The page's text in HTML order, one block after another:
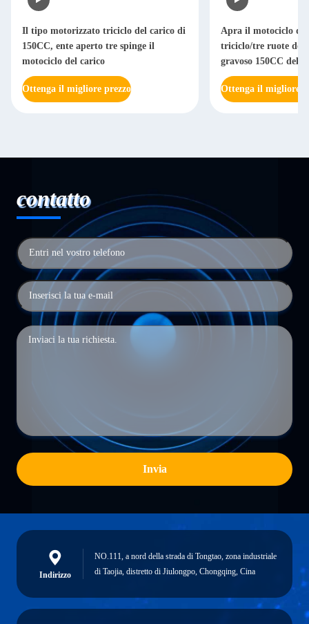
Il tipo motorizzato triciclo del carico di
150CC, ente aperto tre spinge il
motociclo del carico
Ottenga il migliore prezzo
Apra il motociclo
triciclo/tre ruote del
gravoso 150CC del
Ottenga il migliore
contatto
Invia
Indirizzo
NO.111, a nord della strada di Tongtao, zona industriale
di Taojia, distretto di Jiulongpo, Chongqing, Cina